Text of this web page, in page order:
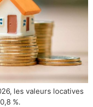
les valeurs locatives
%.